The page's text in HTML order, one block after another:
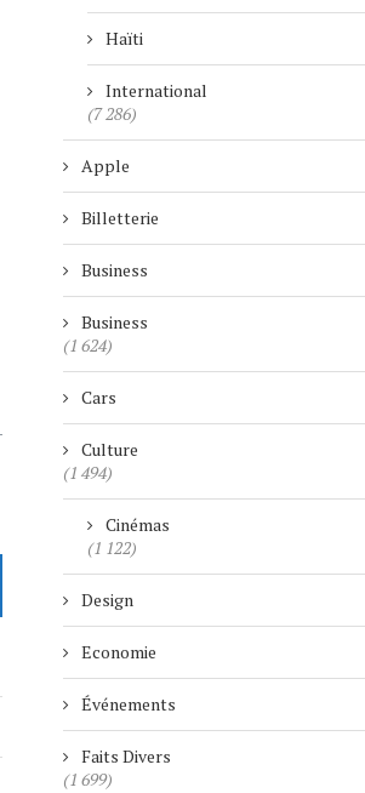
Haïti
International
(7 286)
Apple
Billetterie
Business
Business
(1 624)
Cars
Culture
(1 494)
Cinémas
(1 122)
Design
Economie
Événements
Faits Divers
(1 699)